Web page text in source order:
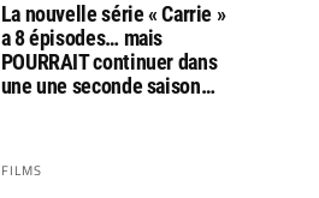
La nouvelle série « Carrie »
a 8 épisodes… mais
POURRAIT continuer dans
une une seconde saison…
FILMS